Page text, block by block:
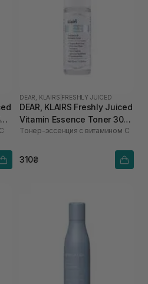
DEAR, KLAIRS FRESHLY JUICED
DEAR, KLAIRS Freshly Juiced
Vitamin Essence Toner 30
мл
Тонер-эссенция с витамином C
310₴